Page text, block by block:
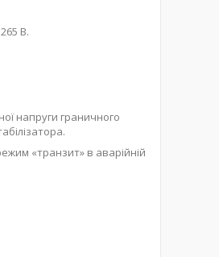
В.
напруги граничного
«транзит» в аварійній